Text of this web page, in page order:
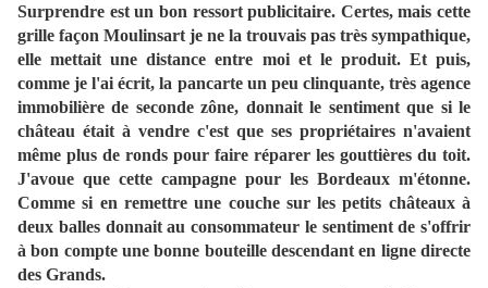
Surprendre est un bon ressort publicitaire. Certes, mais cette
grille façon Moulinsart je ne la trouvais pas très sympathique,
elle mettait une distance entre moi et le produit. Et puis,
comme je l'ai écrit, la pancarte un peu clinquante, très agence
immobilière de seconde zône, donnait le sentiment que si le
château était à vendre c'est que ses propriétaires n'avaient
même plus de ronds pour faire réparer les gouttières du toit.
J'avoue que cette campagne pour les Bordeaux m'étonne.
Comme si en remettre une couche sur les petits châteaux à
deux balles donnait au consommateur le sentiment de s'offrir
à bon compte une bonne bouteille descendant en ligne directe
des Grands.